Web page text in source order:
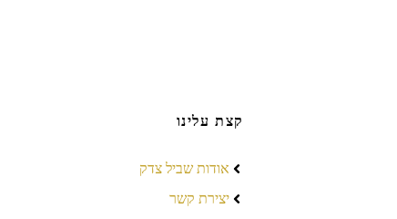
קצת עלינו
אודות שביל צדק
יצירת קשר